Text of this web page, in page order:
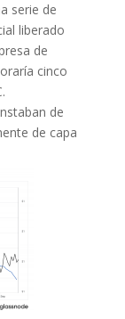
serie de
liberado
de
cinco
de
de capa